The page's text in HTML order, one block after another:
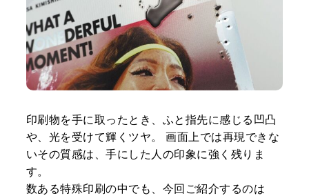
印刷物を手に取ったとき、ふと指先に感じる凹凸
や、光を受けて輝くツヤ。 画面上では再現できな
いその質感は、手にした人の印象に強く残りま
す。
数ある特殊印刷の中でも、今回ご紹介するのは